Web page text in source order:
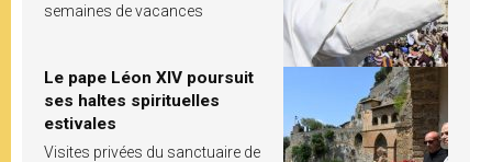
semaines de vacances
Le pape Léon XIV poursuit
ses haltes spirituelles
estivales
Visites privées du sanctuaire de